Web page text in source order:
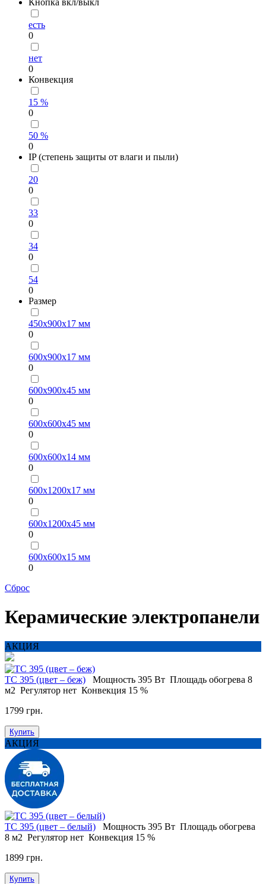
есть
0
нет
0
Конвекция
15 %
0
50 %
0
IP (степень защиты от влаги и пыли)
20
0
33
0
34
0
54
0
Размер
450х900х17 мм
0
600х900х17 мм
0
600х900х45 мм
0
600х600х45 мм
0
600х600х14 мм
0
600х1200х17 мм
0
600х1200х45 мм
0
600х600х15 мм
0
Сброс
Керамические электропанели
АКЦИЯ
ТС 395 (цвет – беж) Мощность 395 Вт Площадь обогрева 8
м2 Регулятор нет Конвекция 15 %
1799 грн.
Купить
АКЦИЯ
ТС 395 (цвет – белый) Мощность 395 Вт Площадь обогрева
8 м2 Регулятор нет Конвекция 15 %
1899 грн.
Купить